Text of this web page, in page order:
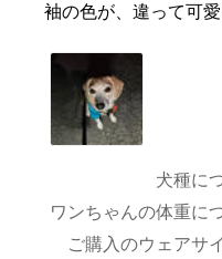
袖の色が、違って可愛
犬種に
ワンちゃんの体重に
ご購入のウェアサ